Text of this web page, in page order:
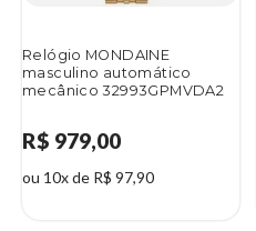
Relógio MONDAINE
masculino automático
mecânico 32993GPMVDA2
R$ 979,00
ou 10x de R$ 97,90